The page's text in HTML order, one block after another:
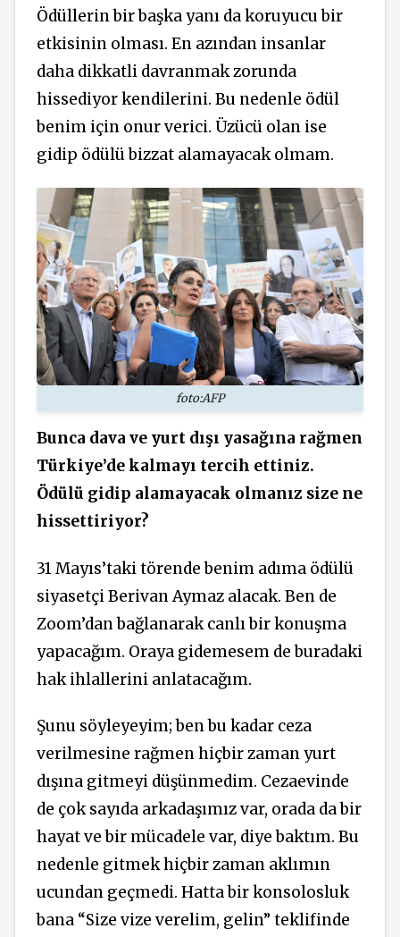
Ödüllerin bir başka yanı da koruyucu bir
etkisinin olması. En azından insanlar
daha dikkatli davranmak zorunda
hissediyor kendilerini. Bu nedenle ödül
benim için onur verici. Üzücü olan ise
gidip ödülü bizzat alamayacak olmam.
foto:AFP
Bunca dava ve yurt dışı yasağına rağmen
Türkiye’de kalmayı tercih ettiniz.
Ödülü gidip alamayacak olmanız size ne
hissettiriyor?
31 Mayıs’taki törende benim adıma ödülü
siyasetçi Berivan Aymaz alacak. Ben de
Zoom’dan bağlanarak canlı bir konuşma
yapacağım. Oraya gidemesem de buradaki
hak ihlallerini anlatacağım.
Şunu söyleyeyim; ben bu kadar ceza
verilmesine rağmen hiçbir zaman yurt
dışına gitmeyi düşünmedim. Cezaevinde
de çok sayıda arkadaşımız var, orada da bir
hayat ve bir mücadele var, diye baktım. Bu
nedenle gitmek hiçbir zaman aklımın
ucundan geçmedi. Hatta bir konsolosluk
bana “Size vize verelim, gelin” teklifinde